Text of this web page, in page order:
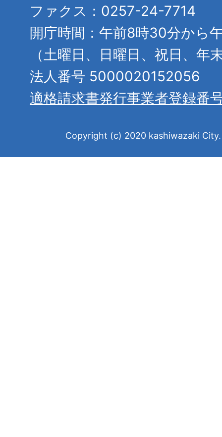
ファクス：0257-24-7714
開庁時間：午前8時30分から
（土曜日、日曜日、祝日、年
法人番号 5000020152056
適格請求書発行事業者登録番
Copyright (c) 2020 kashiwazaki